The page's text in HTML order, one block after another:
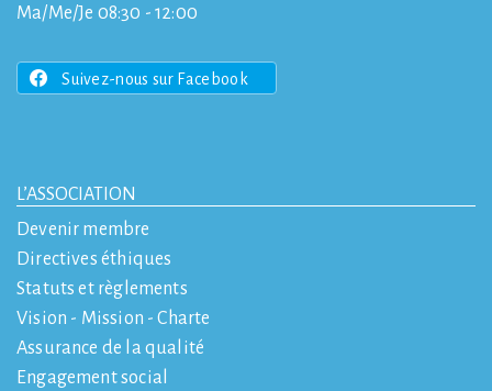
Ma/Me/Je 08:30 - 12:00
Suivez-nous sur Facebook
L’ASSOCIATION
Devenir membre
Directives éthiques
Statuts et règlements
Vision - Mission - Charte
Assurance de la qualité
Engagement social